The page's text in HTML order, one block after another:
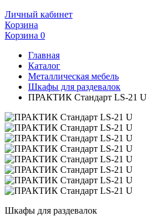
Личный кабинет
Корзина
Корзина 0
Главная
Каталог
Металлическая мебель
Шкафы для раздевалок
ПРАКТИК Стандарт LS-21 U
Шкафы для раздевалок